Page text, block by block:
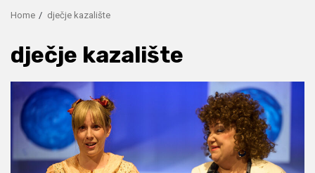
Home dječje kazalište
dječje kazalište